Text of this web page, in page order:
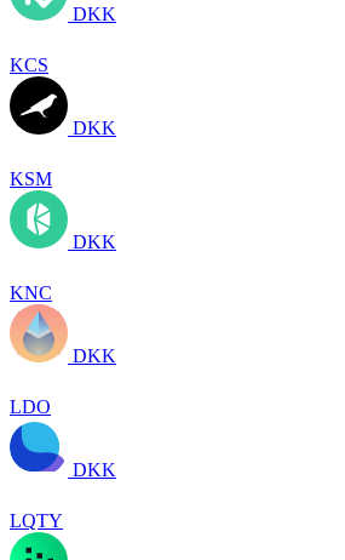
DKK
KCS
DKK
KSM
DKK
KNC
DKK
LDO
DKK
LQTY